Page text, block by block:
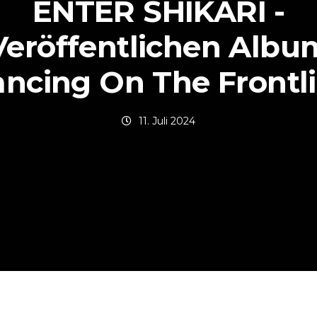
ENTER SHIKARI -
On The
11. Juli 2024